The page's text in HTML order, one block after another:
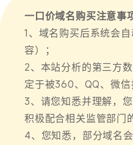
一口价域名购买注意事
1、域名购买后系统会
容）；
2、本站分析的第三方
定于被360、QQ、微
3、请您知悉并理解，
积极配合相关监管部门
4、您知悉，部分域名